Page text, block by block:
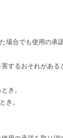
場合でも使用の
するおそれがある
き。
き。